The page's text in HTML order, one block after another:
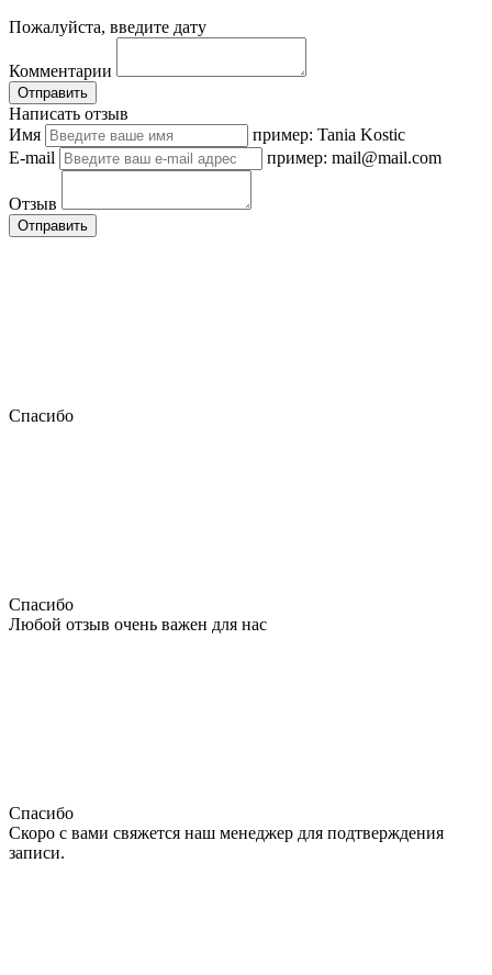
Пожалуйста, введите дату
Комментарии
Отправить
Написать отзыв
Имя
пример: Tania Kostic
E-mail
пример: mail@mail.com
Отзыв
Отправить
Спасибо
Спасибо
Любой отзыв очень важен для нас
Спасибо
Скоро с вами свяжется наш менеджер для подтверждения
записи.